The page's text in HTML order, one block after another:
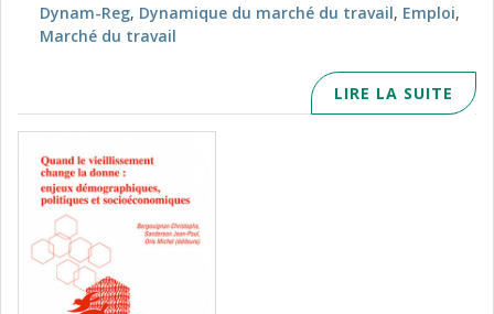
Dynam-Reg, Dynamique du marché du travail, Emploi,
Marché du travail
LIRE LA SUITE